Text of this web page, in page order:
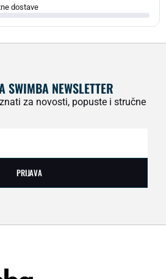
dostave
SWIMBA NEWSLETTER
za novosti, popuste i stručne
PRIJAVA